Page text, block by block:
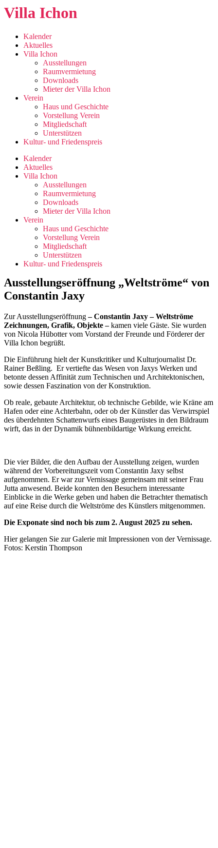
Zum
Inhalt
Villa Ichon
Kalender
Aktuelles
Villa Ichon
Ausstellungen
Raumvermietung
Downloads
Mieter der Villa Ichon
Verein
Haus und Geschichte
Vorstellung Verein
Mitgliedschaft
Unterstützen
Kultur- und Friedenspreis
Kalender
Aktuelles
Villa Ichon
Ausstellungen
Raumvermietung
Downloads
Mieter der Villa Ichon
Verein
Haus und Geschichte
Vorstellung Verein
Mitgliedschaft
Unterstützen
Kultur- und Friedenspreis
Ausstellungseröffnung „Weltströme“ von
Constantin Jaxy
Zur Ausstellungseröffnung– Constantin Jaxy – Weltströme
Zeichnungen, Grafik, Objekte –kamen viele Gäste. Sie wurden
von Nicola Hübotter vom Vorstand der Freunde und Förderer der
Villa Ichon begrüßt.
Die Einführung hielt der Kunstkritiker und Kulturjournalist Dr.
Rainer Beßling. Er vertiefte das Wesen von Jaxys Werken und
betonte dessen Affinität zum Technischen und Architektonischen,
sowie dessen Faszination von der Konstruktion.
Ob reale, gebaute Architektur, ob technische Gebilde, wie Kräne am
Hafen oder eine Achterbahn, oder ob der Künstler das Verwirrspiel
des überdehnten Schattenwurfs eines Baugerüstes in den Bildraum
wirft, das in der Dynamik bühnenbildartige Wirkung erreicht.
Die vier Bilder, die den Aufbau der Ausstellung zeigen, wurden
während der Vorbereitungszeit vom Constantin Jaxy selbst
aufgenommen. Er war zur Vernissage gemeinsam mit seiner Frau
Jutta anwesend. Beide konnten den Besuchern interessante
Einblicke in die Werke geben und haben die Betrachter thematisch
auf eine Reise durch die Weltströme des Künstlers mitgenommen.
Die Exponate sind noch bis zum 2. August 2025 zu sehen.
Hier gelangen Sie zur Galerie mit Impressionen von der Vernissage.
Fotos: Kerstin Thompson